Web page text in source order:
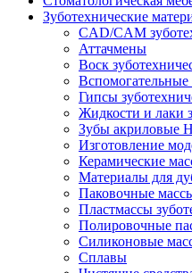
Зуботехнические
CAD/CAM
Аттачмены
Воск
Вспомогательные
Гипсы
Жидкости и лаки
Зубы акриловые
Изготовление
Керамические
Материалы для
Паковочные
Пластмассы
Полировочные
Силиконовые
Сплавы